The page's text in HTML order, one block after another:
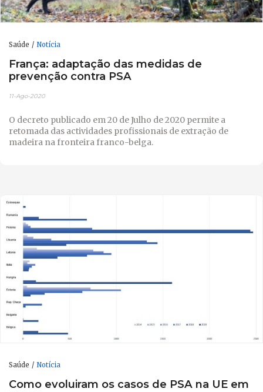
Saúde Notícia
França: adaptação das medidas de
prevenção contra PSA
11-Ago-2020
O decreto publicado em 20 de Julho de 2020 permite a
retomada das actividades profissionais de extração de
madeira na fronteira franco-belga.
Saúde Notícia
Como evoluiram os casos de PSA na UE em